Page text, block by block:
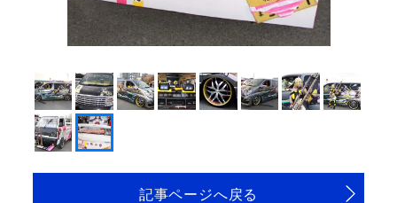
記事ページへ戻る